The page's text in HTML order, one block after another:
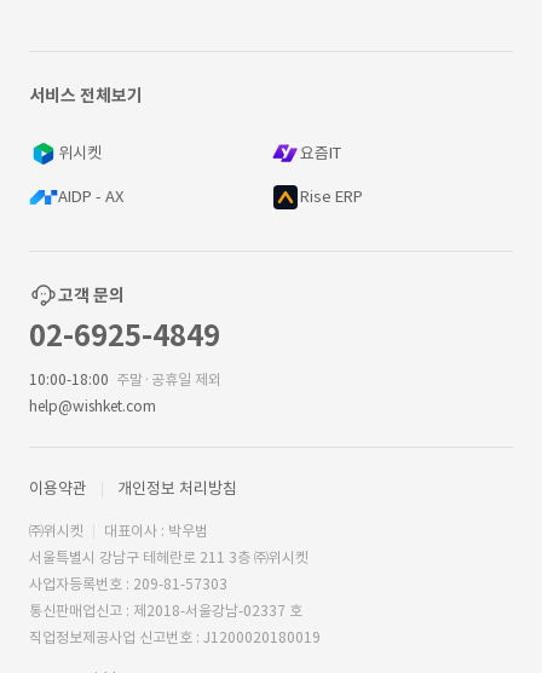
서비스 전체보기
위시켓 요즘IT
AIDP - AX Rise ERP
고객 문의
02-6925-4849
10:00-18:00 주말·공휴일 제외
help@wishket.com
이용약관 개인정보 처리방침
㈜위시켓
대표이사 : 박우범
서울특별시 강남구 테헤란로 211 3층 ㈜위시켓
사업자등록번호 : 209-81-57303
통신판매업신고 : 제2018-서울강남-02337 호
직업정보제공사업 신고번호 : J1200020180019